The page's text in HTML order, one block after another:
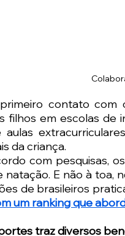
contato com
filhos em escolas de
aulas
da criança.
com pesquisas,
natação. E não à toa,
de brasileiros
um ranking que
traz diversos